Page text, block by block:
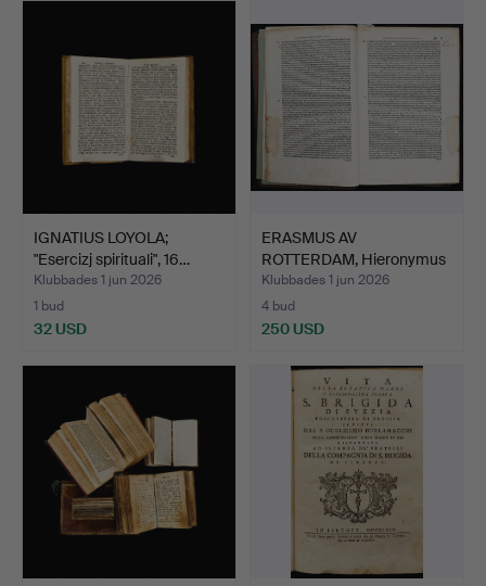
IGNATIUS LOYOLA;
"Esercizj spirituali", 16…
Klubbades 1 jun 2026
1 bud
32 USD
ERASMUS AV
ROTTERDAM, Hieronymus
epistlar,…
Klubbades 1 jun 2026
4 bud
250 USD